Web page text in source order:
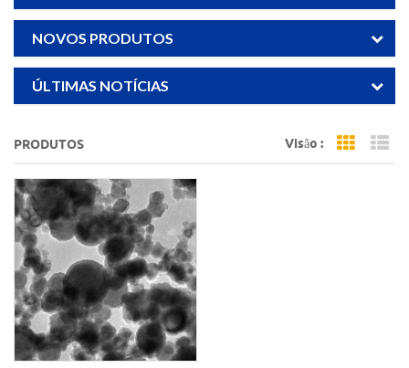
NOVOS PRODUTOS
ÚLTIMAS NOTÍCIAS
PRODUTOS Visão : Grid